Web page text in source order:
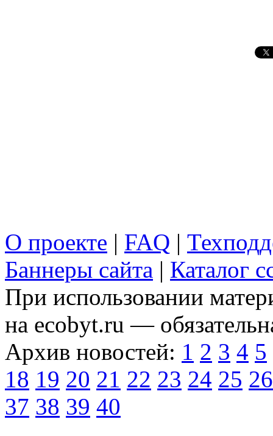
О проекте | FAQ |
Баннеры сайта | Каталог
При использовании
на ecobyt.ru —
Архив новостей: 1 2 3 4 5
18 19 20 21 22 23 24 25 26
37 38 39 40